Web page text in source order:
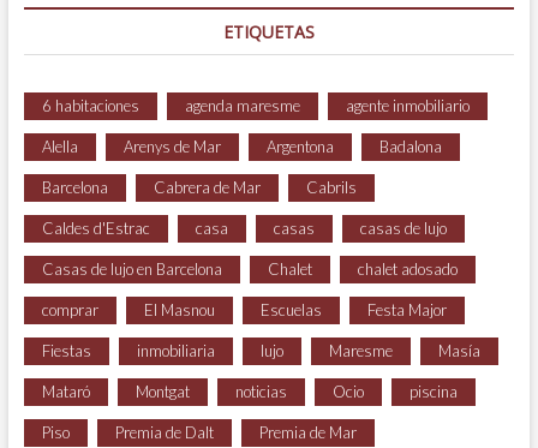
ETIQUETAS
6 habitaciones agenda maresme agente inmobiliario
Alella Arenys de Mar Argentona Badalona
Barcelona Cabrera de Mar Cabrils
Caldes d'Estrac casa casas casas de lujo
Casas de lujo en Barcelona Chalet chalet adosado
comprar El Masnou Escuelas Festa Major
Fiestas inmobiliaria lujo Maresme Masía
Mataró Montgat noticias Ocio piscina
Piso Premia de Dalt Premia de Mar